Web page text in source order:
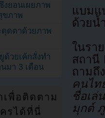
แบมแ
ด้วยน้
ในรา
สถานี
ถามถึ
คนไท
ชื่อเล่
มุกต์
งยอนเผยภาพ
ขภาพ
ดตาด้วยภาพ
ด้วยเค้กสั่งทำ
มา 3 เดือน
เพื่อติดตาม
รได้ที่นี่